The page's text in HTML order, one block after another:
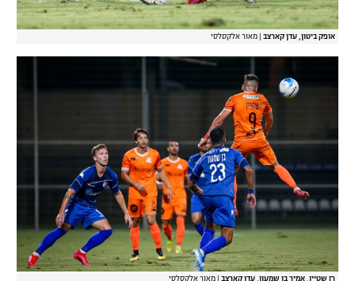
אופק ביטון, עדן קארצב מאור אלקסלסי
רז שטיין, אמיר בן שמעון, עדן קארצב מאור אלקסלסי